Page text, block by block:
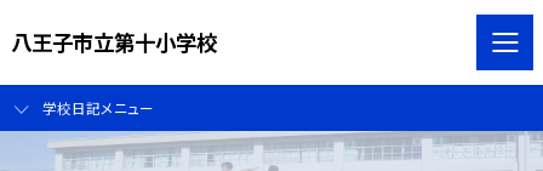
八王子市立第十小学校
学校日記メニュー